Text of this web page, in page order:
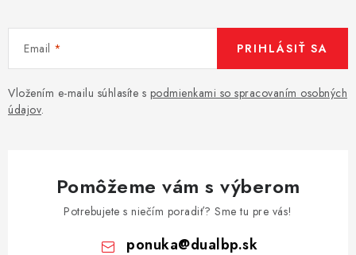
Email
Vložením e-mailu súhlasíte s podmienkami so spracovaním osobných
údajov.
PRIHLÁSIŤ SA
Pomôžeme vám s výberom
Potrebujete s niečím poradiť? Sme tu pre vás!
ponuka@dualbp.sk